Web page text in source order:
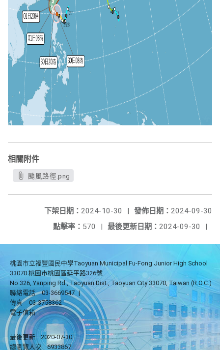
相關附件
颱風路徑.png
發佈日期： 2024-09-30
下架日期： 2024-10-30
|
最後更新日期： 2024-09-30 |
點擊率： 570 |
桃園市立福豐國民中學Taoyuan Municipal Fu-Fong Junior High School
33070 桃園市桃園區延平路326號
No.326, Yanping Rd., Taoyuan Dist., Taoyuan City 33070, Taiwan (R.O.C.)
聯絡電話
03-3669547 |
傳真
03-3758362
電子信箱
最後更新
2020-07-30
總瀏覽人次
6933867